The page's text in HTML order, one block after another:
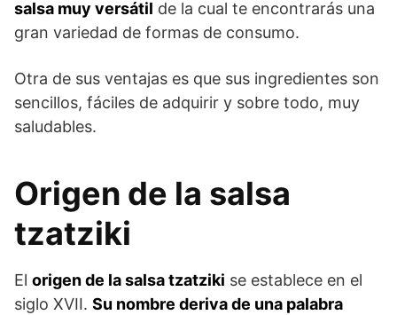
salsa muy versátil de la cual te encontrarás una
gran variedad de formas de consumo.
Otra de sus ventajas es que sus ingredientes son
sencillos, fáciles de adquirir y sobre todo, muy
saludables.
Origen de la salsa
tzatziki
El origen de la salsa tzatziki se establece en el
siglo XVII. Su nombre deriva de una palabra